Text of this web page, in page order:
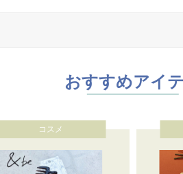
おすすめアイ
コスメ